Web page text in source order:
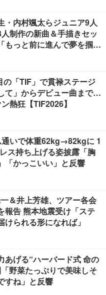
・内村颯太らジュニア9人
人制作の新曲＆手描きセッ
もっと前に進んで夢を掴み
の「TIF」で貫禄ステージ
て」からデビュー曲まで…
熱狂【TIF2026】
いで体重62kg→82kgに 1
ス持ち上げる姿披露「胸
「かっこいい」と反響
＆井上芳雄、ツアー各会
報告 熊本地震受け「ステ
られる形になれば」
あげる“ハーバード式 命の
野菜たっぷりで美味しそ
すね」と反響